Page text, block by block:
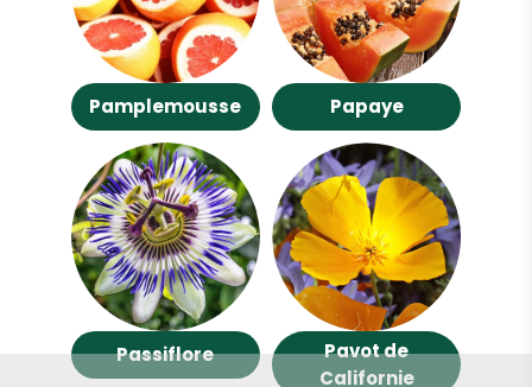
Pamplemousse Papaye
Passiflore
Pavot de
Californie